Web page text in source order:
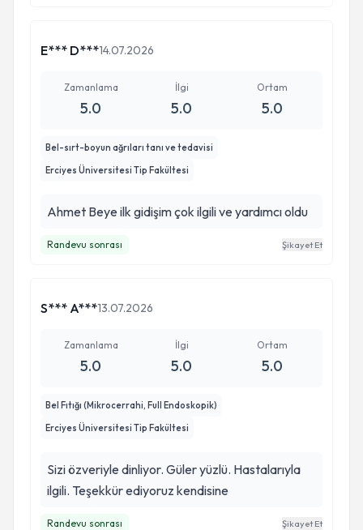
E*** D***14.07.2026
Zamanlama
5.0
İlgi
5.0
Ortam
5.0
Bel-sırt-boyun ağrıları tanı ve tedavisi
Erciyes Üniversitesi Tip Fakültesi
Ahmet Beye ilk gidişim çok ilgili ve yardımcı oldu
Randevu sonrası Şikayet Et
S*** A***13.07.2026
Zamanlama
5.0
İlgi
5.0
Ortam
5.0
Bel Fıtığı (Mikrocerrahi, Full Endoskopik)
Erciyes Üniversitesi Tip Fakültesi
Sizi özveriyle dinliyor. Güler yüzlü. Hastalarıyla
ilgili. Teşekkür ediyoruz kendisine
Randevu sonrası Şikayet Et